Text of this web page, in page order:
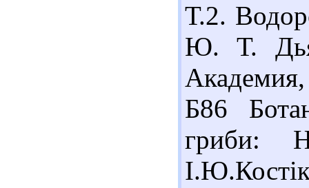
Т.2.
Ю. Т.
Б86
гриби: